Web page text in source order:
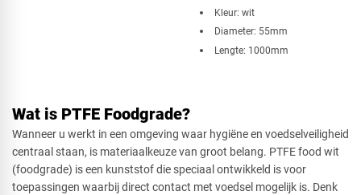
Kleur: wit
Diameter: 55mm
Lengte: 1000mm
Wat is PTFE Foodgrade?
Wanneer u werkt in een omgeving waar hygiëne en voedselveiligheid
centraal staan, is materiaalkeuze van groot belang. PTFE food wit
(foodgrade) is een kunststof die speciaal ontwikkeld is voor
toepassingen waarbij direct contact met voedsel mogelijk is. Denk